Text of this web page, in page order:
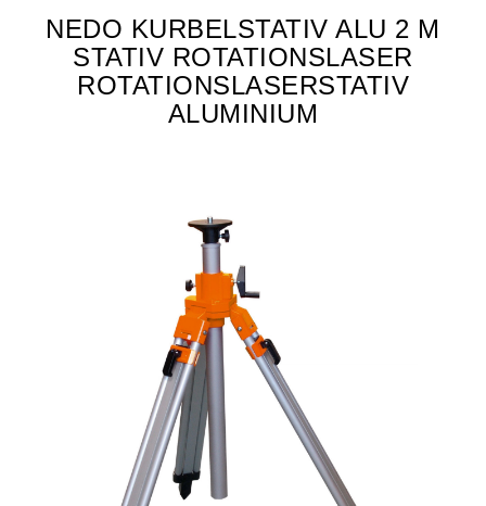
NEDO KURBELSTATIV ALU 2 M
STATIV ROTATIONSLASER
ROTATIONSLASERSTATIV
ALUMINIUM